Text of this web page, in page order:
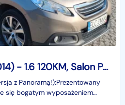
Peugeot 2008 (2014) - 1.6 120KM, Salon Polska, FV23% Panorama, Navi
z Panoramą!):Prezentowany
się bogatym wyposażeniem
Panoramiczny